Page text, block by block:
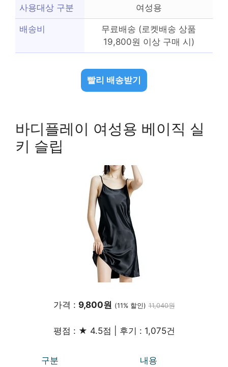
사용대상 구분 여성용
배송비
무료배송 (로켓배송 상품
19,800원 이상 구매 시)
빨리 배송받기
바디플레이 여성용 베이직 실
키 슬립
가격 : 9,800원 (11% 할인) 11,040원
평점 : ★ 4.5점 | 후기 : 1,075건
구분 내용